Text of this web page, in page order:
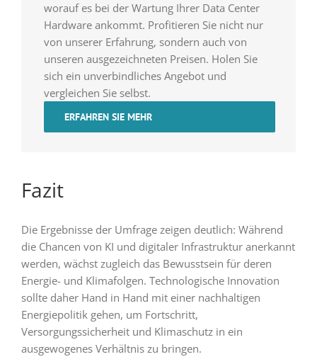
worauf es bei der Wartung Ihrer Data Center
Hardware ankommt. Profitieren Sie nicht nur
von unserer Erfahrung, sondern auch von
unseren ausgezeichneten Preisen. Holen Sie
sich ein unverbindliches Angebot und
vergleichen Sie selbst.
ERFAHREN SIE MEHR
Fazit
Die Ergebnisse der Umfrage zeigen deutlich: Während
die Chancen von KI und digitaler Infrastruktur anerkannt
werden, wächst zugleich das Bewusstsein für deren
Energie- und Klimafolgen. Technologische Innovation
sollte daher Hand in Hand mit einer nachhaltigen
Energiepolitik gehen, um Fortschritt,
Versorgungssicherheit und Klimaschutz in ein
ausgewogenes Verhältnis zu bringen.